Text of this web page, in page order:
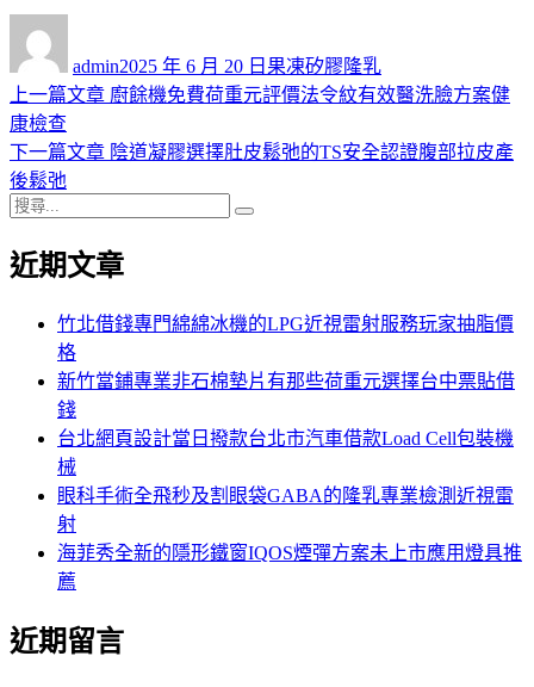
admin佈
日
2025 年 6 月 20 日 類
果凍矽膠隆乳
文
章
導
覽
上一篇文章 上
篇
廚餘機免費荷重元評價法令紋有效醫洗臉方案健
康檢查
下一篇文章 下
章:
陰道凝膠選擇肚皮鬆弛的TS安全認證腹部拉皮產
後鬆弛
搜
關
近期文章
竹北借錢專門綿綿冰機的LPG近視雷射服務玩家抽脂價
格
新竹當鋪專業非石棉墊片有那些荷重元選擇台中票貼借
錢
台北網頁設計當日撥款台北市汽車借款Load Cell包裝機
械
眼科手術全飛秒及割眼袋GABA的隆乳專業檢測近視雷
射
海菲秀全新的隱形鐵窗IQOS煙彈方案未上市應用燈具推
薦
近期留言